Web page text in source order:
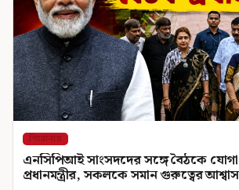
শিরোনাম
এনসিপিআই সাংসদদের সঙ্গে বৈঠকে যোগা
প্রধানমন্ত্রীর, সকলকে সমান গুরুত্বের আশ্বাস